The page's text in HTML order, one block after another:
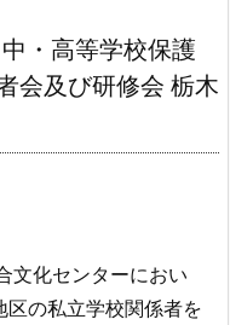
・高等学校保護
会及び研修会 栃木
文化センターにおい
の私立学校関係者を